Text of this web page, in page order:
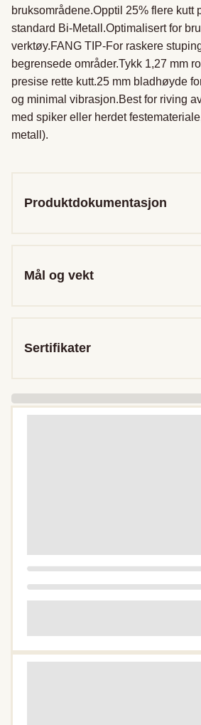
bruksområdene.Opptil 25% flere kutt
standard Bi-Metall.Optimalisert for
verktøy.FANG TIP-For raskere
begrensede områder.Tykk 1,27 mm
presise rette kutt.25 mm bladhøyde
og minimal vibrasjon.Best for riving
med spiker eller herdet
metall).
Produktdokumentasjon
Mål og vekt
Sertifikater